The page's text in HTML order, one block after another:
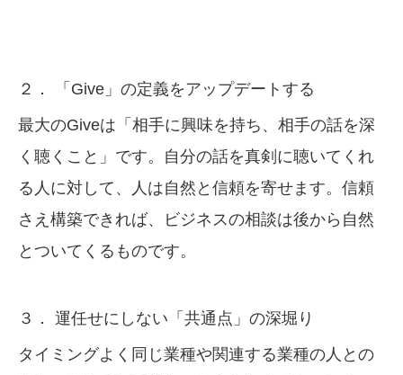
２． 「Give」の定義をアップデートする
最大のGiveは「相手に興味を持ち、相手の話を深
く聴くこと」です。自分の話を真剣に聴いてくれ
る人に対して、人は自然と信頼を寄せます。信頼
さえ構築できれば、ビジネスの相談は後から自然
とついてくるものです。
３． 運任せにしない「共通点」の深堀り
タイミングよく同じ業種や関連する業種の人との